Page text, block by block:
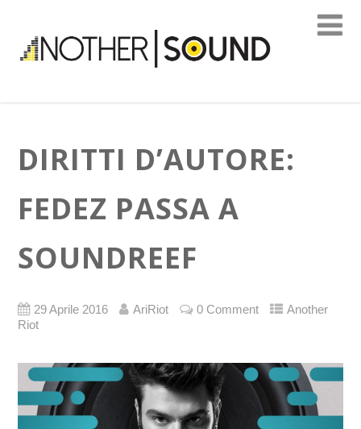
DIRITTI D’AUTORE:
FEDEZ PASSA A
SOUNDREEF
29 Aprile 2016 AriRiot 0 Comment
Another
Riot